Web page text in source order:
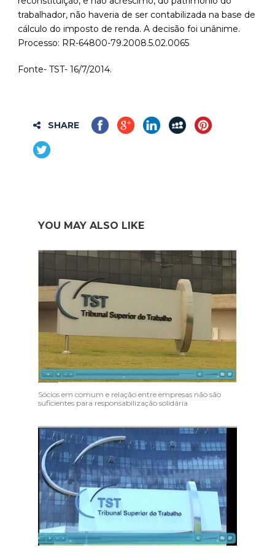
trabalhador, não haveria de ser contabilizada na base de
cálculo do imposto de renda. A decisão foi unânime.
Processo: RR-64800-79.2008.5.02.0065
Fonte- TST- 16/7/2014.
SHARE
YOU MAY ALSO LIKE
Sócios em comum e relação entre empresas não são
suficientes para responsabilização solidária